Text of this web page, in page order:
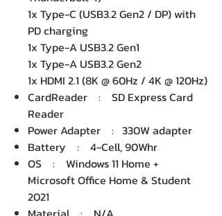
1x Type-C (USB3.2 Gen2 / DP) with
PD charging
1x Type-A USB3.2 Gen1
1x Type-A USB3.2 Gen2
1x HDMI 2.1 (8K @ 60Hz / 4K @ 120Hz)
CardReader : SD Express Card
Reader
Power Adapter : 330W adapter
Battery : 4-Cell, 90Whr
OS : Windows 11 Home +
Microsoft Office Home & Student
2021